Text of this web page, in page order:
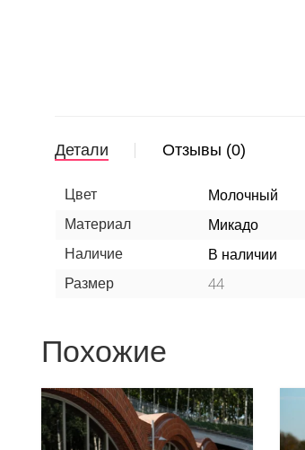
Детали Отзывы (0)
Цвет
Молочный
Материал
Микадо
Наличие
В наличии
Размер
44
Похожие